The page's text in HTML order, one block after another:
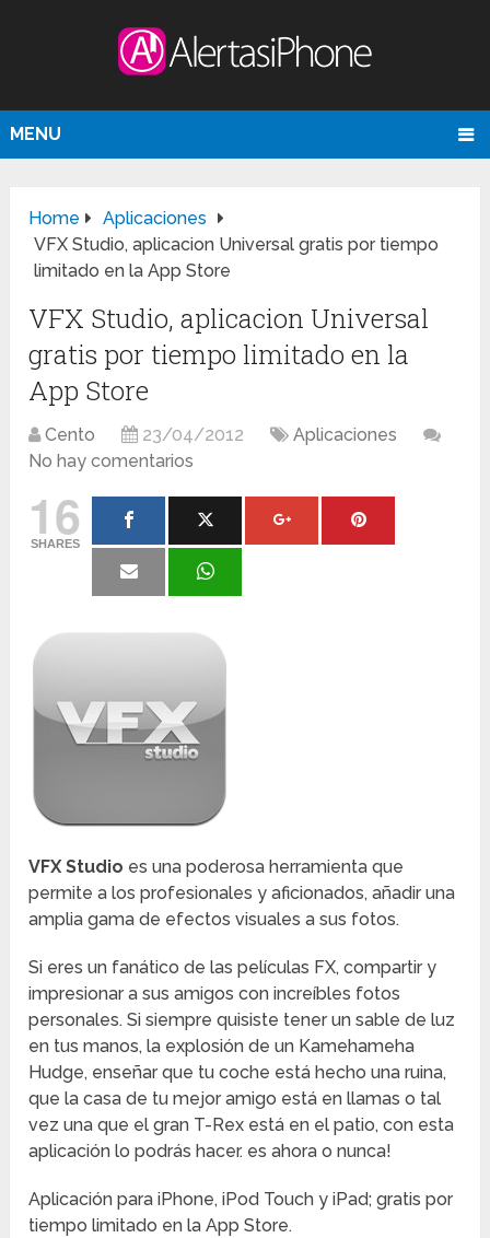
MENU
Home
Aplicaciones
VFX Studio, aplicacion Universal gratis por tiempo
limitado en la App Store
VFX Studio, aplicacion Universal
gratis por tiempo limitado en la
App Store
Cento 23/04/2012
Aplicaciones
No hay comentarios
16
SHARES
VFX Studio es una poderosa herramienta que
permite a los profesionales y aficionados, añadir una
amplia gama de efectos visuales a sus fotos.
Si eres un fanático de las películas FX, compartir y
impresionar a sus amigos con increíbles fotos
personales. Si siempre quisiste tener un sable de luz
en tus manos, la explosión de un Kamehameha
Hudge, enseñar que tu coche está hecho una ruina,
que la casa de tu mejor amigo está en llamas o tal
vez una que el gran T-Rex está en el patio, con esta
aplicación lo podrás hacer. es ahora o nunca!
Aplicación para iPhone, iPod Touch y iPad; gratis por
tiempo limitado en la App Store.